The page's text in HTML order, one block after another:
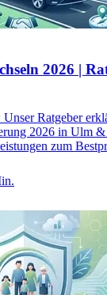
2026 |
Ratgeber
2026 in Ulm
zum